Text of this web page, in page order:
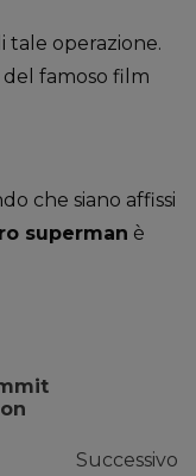
tale operazione.
famoso film
che siano affissi
superman è
Successivo